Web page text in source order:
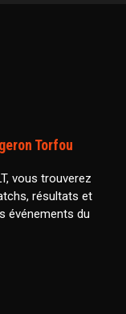
Torfou
vous trouverez
résultats et
événements du